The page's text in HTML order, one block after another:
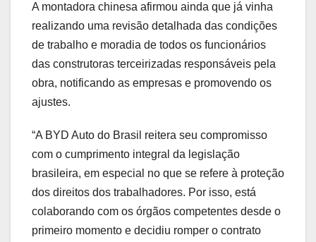
A montadora chinesa afirmou ainda que já vinha
realizando uma revisão detalhada das condições
de trabalho e moradia de todos os funcionários
das construtoras terceirizadas responsáveis pela
obra, notificando as empresas e promovendo os
ajustes.
“A BYD Auto do Brasil reitera seu compromisso
com o cumprimento integral da legislação
brasileira, em especial no que se refere à proteção
dos direitos dos trabalhadores. Por isso, está
colaborando com os órgãos competentes desde o
primeiro momento e decidiu romper o contrato